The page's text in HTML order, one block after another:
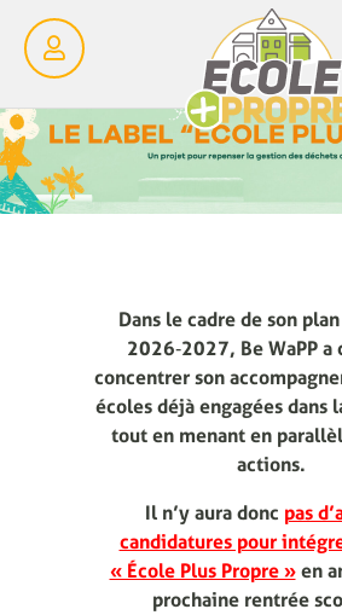
Dans le cadre de son
2026‑2027, Be WaPP a
concentrer son
écoles déjà engagées dans
tout en menant en
actions.
Il n’y aura donc pas
candidatures pour
« École Plus Propre »en
prochaine rentrée